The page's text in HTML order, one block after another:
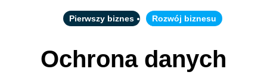
Pierwszy biznes Rozwój biznesu
Ochrona danych